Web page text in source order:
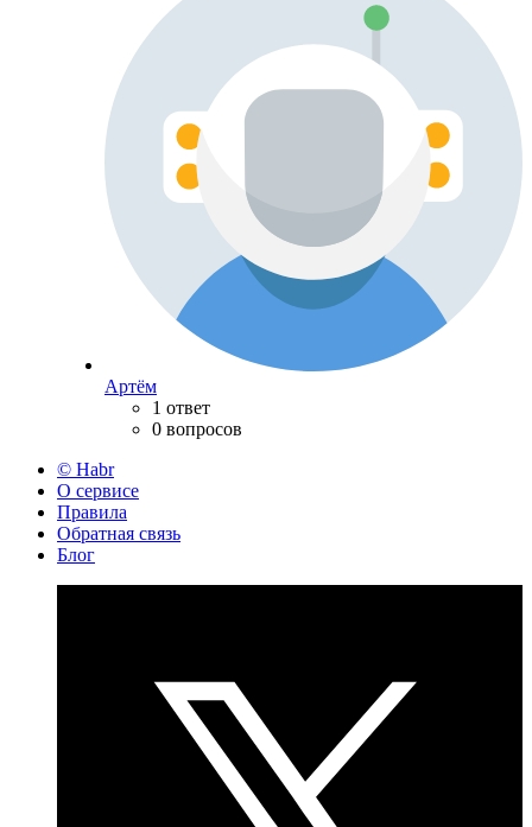
Артём
1 ответ
0 вопросов
© Habr
О сервисе
Правила
Обратная связь
Блог